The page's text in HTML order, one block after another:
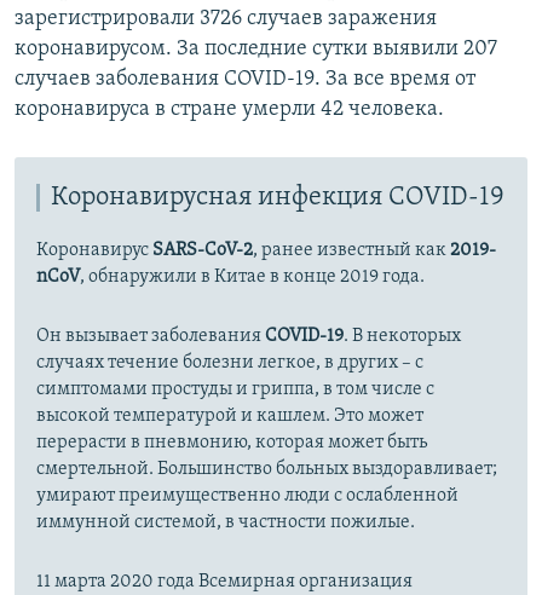
зарегистрировали 3726 случаев заражения
коронавирусом​. За последние сутки выявили 207
случаев заболевания COVID-19. За все время от
коронавируса в стране умерли 42​ человека.
Коронавирусная инфекция COVID-19
Коронавирус SARS-CoV-2, ранее известный как2019-
nCoV, обнаружили в Китае в конце 2019 года.
Он вызывает заболеванияCOVID-19. В некоторых
случаях течение болезни легкое, в других – с
симптомами простуды и гриппа, в том числе с
высокой температурой и кашлем. Это может
перерасти в пневмонию, которая может быть
смертельной. Большинство больных выздоравливает;
умирают преимущественно люди с ослабленной
иммунной системой, в частности пожилые.
11 марта 2020 года Всемирная организация